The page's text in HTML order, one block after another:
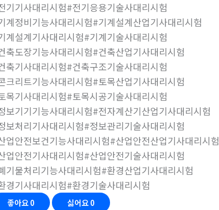
기기사대리시험#전기응용기술사대리시험
계정비기능사대리시험#기계설계산업기사대리시험
계설계기사대리시험#기계기술사대리시험
축도장기능사대리시험#건축산업기사대리시험
축기사대리시험#건축구조기술사대리시험
크리트기능사대리시험#토목산업기사대리시험
목기사대리시험#토목시공기술사대리시험
보기기기능사대리시험#전자계산기산업기사대리시험
보처리기사대리시험#정보관리기술사대리시험
업안전보건기능사대리시험#산업안전산업기사대리시험
업안전기사대리시험#산업안전기술사대리시험
기물처리기능사대리시험#환경산업기사대리시험
경기사대리시험#환경기술사대리시험
좋아요0 싫어요0